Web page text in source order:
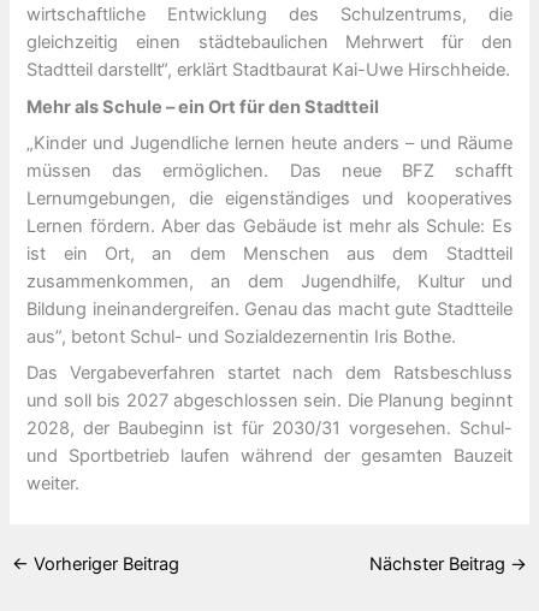
wirtschaftliche Entwicklung des Schulzentrums, die
gleichzeitig einen städtebaulichen Mehrwert für den
Stadtteil darstellt“, erklärt Stadtbaurat Kai-Uwe Hirschheide.
Mehr als Schule – ein Ort für den Stadtteil
„Kinder und Jugendliche lernen heute anders – und Räume
müssen das ermöglichen. Das neue BFZ schafft
Lernumgebungen, die eigenständiges und kooperatives
Lernen fördern. Aber das Gebäude ist mehr als Schule: Es
ist ein Ort, an dem Menschen aus dem Stadtteil
zusammenkommen, an dem Jugendhilfe, Kultur und
Bildung ineinandergreifen. Genau das macht gute Stadtteile
aus”, betont Schul- und Sozialdezernentin Iris Bothe.
Das Vergabeverfahren startet nach dem Ratsbeschluss
und soll bis 2027 abgeschlossen sein. Die Planung beginnt
2028, der Baubeginn ist für 2030/31 vorgesehen. Schul-
und Sportbetrieb laufen während der gesamten Bauzeit
weiter.
← Vorheriger Beitrag Nächster Beitrag →